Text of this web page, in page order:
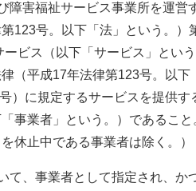
障害福祉サービス事業所を運
123号。以下「法」という。
ビス（以下「サービス」とい
（平成17年法律第123号。以
）に規定するサービスを提供
事業者」という。）であるこ
休止中である事業者は除く。）
て、事業者として指定され、